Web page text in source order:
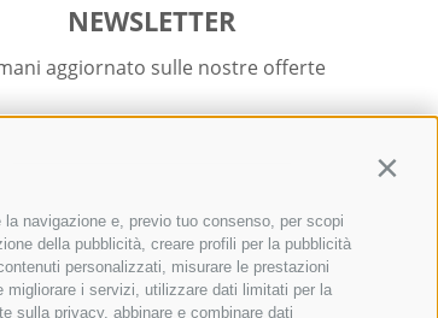
navigazione e, previo tuo consenso, per scopi
della pubblicità, creare profili per la pubblicità
personalizzati, misurare le prestazioni
migliorare i servizi, utilizzare dati limitati per la
sulla privacy, abbinare e combinare dati
NEWSLETTER
aggiornato sulle nostre offerte
Registrati